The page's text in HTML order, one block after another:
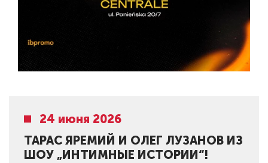
24 июня 2026
ТАРАС ЯРЕМИЙ И ОЛЕГ ЛУЗАНОВ ИЗ
ШОУ „ИНТИМНЫЕ ИСТОРИИ“!